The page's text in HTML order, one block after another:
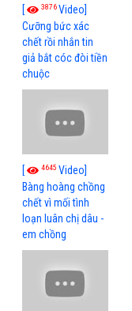
[ 3876Video]
Cưỡng bức xác
chết rồi nhắn tin
giả bắt cóc đòi tiền
chuộc
[ 4645 Video]
Bàng hoàng chồng
chết vì mối tình
loạn luân chị dâu -
em chồng